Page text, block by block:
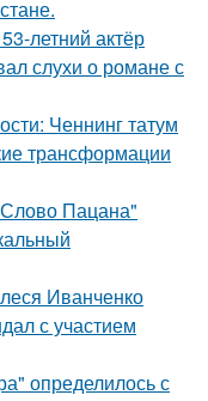
летний актёр
слухи о романе с
Ченнинг татум
трансформации
Пацана"
Иванченко
с участием
определилось с